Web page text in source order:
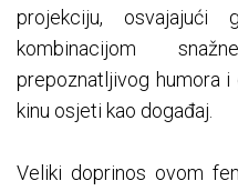
projekciju, osvajajući
kombinacijom
prepoznatljivog humora
kinu osjeti kao događaj.
Veliki doprinos ovom